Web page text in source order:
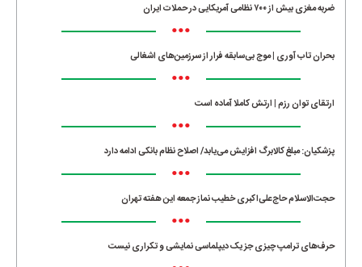
ضربه مغزی بیش از ۷۰۰ نظامی آمریکایی در حملات ایران
•••
بحران تاب آوری | موج بی‌سابقه فرار از سرزمین‌های اشغالی
•••
ارتقای توان رزم | ارتش کاملا آماده است
•••
پزشکیان: مبلغ کالابرگ افزایش می‌یابد/ اصلاح نظام بانکی ادامه دارد
•••
حجت‌الاسلام حاج‌علی‌اکبری خطیب نماز جمعه این هفته تهران
•••
حرف‌های ترامپ چیزی جز یک دیپلماسی نمایشی و تکراری نیست